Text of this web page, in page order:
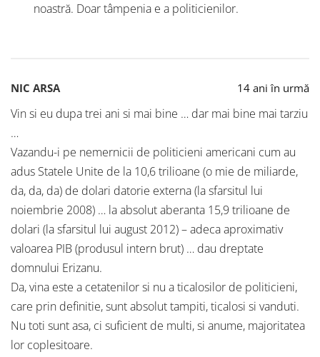
noastră. Doar tâmpenia e a politicienilor.
NIC ARSA 14 ani în urmă
Vin si eu dupa trei ani si mai bine … dar mai bine mai tarziu
…
Vazandu-i pe nemernicii de politicieni americani cum au
adus Statele Unite de la 10,6 trilioane (o mie de miliarde,
da, da, da) de dolari datorie externa (la sfarsitul lui
noiembrie 2008) … la absolut aberanta 15,9 trilioane de
dolari (la sfarsitul lui august 2012) – adeca aproximativ
valoarea PIB (produsul intern brut) … dau dreptate
domnului Erizanu.
Da, vina este a cetatenilor si nu a ticalosilor de politicieni,
care prin definitie, sunt absolut tampiti, ticalosi si vanduti.
Nu toti sunt asa, ci suficient de multi, si anume, majoritatea
lor coplesitoare.